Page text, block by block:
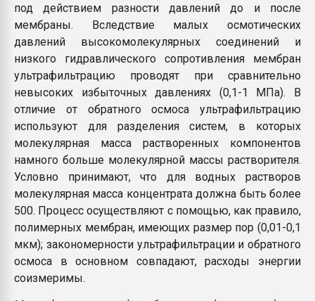
под действием разности давлений до и после
мембраны. Вследствие малых осмотических
давлений высокомолекулярных соединений и
низкого гидравлического сопротивления мембран
ультрафильтрацию проводят при сравнительно
невысоких избыточных давлениях (0,1-1 МПа). В
отличие от обратного осмоса ультрафильтрацию
используют для разделения систем, в которых
молекулярная масса растворенных компонентов
намного больше молекулярной массы растворителя.
Условно принимают, что для водных растворов
молекулярная масса концентрата должна быть более
500. Процесс осуществляют с помощью, как правило,
полимерных мембран, имеющих размер пор (0,01-0,1
мкм); закономерности ультрафильтрации и обратного
осмоса в основном совпадают, расходы энергии
соизмеримы.